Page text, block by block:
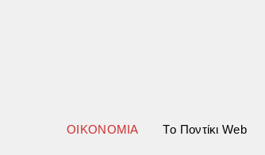
ΟΙΚΟΝΟΜΙΑ Tο Ποντίκι Web